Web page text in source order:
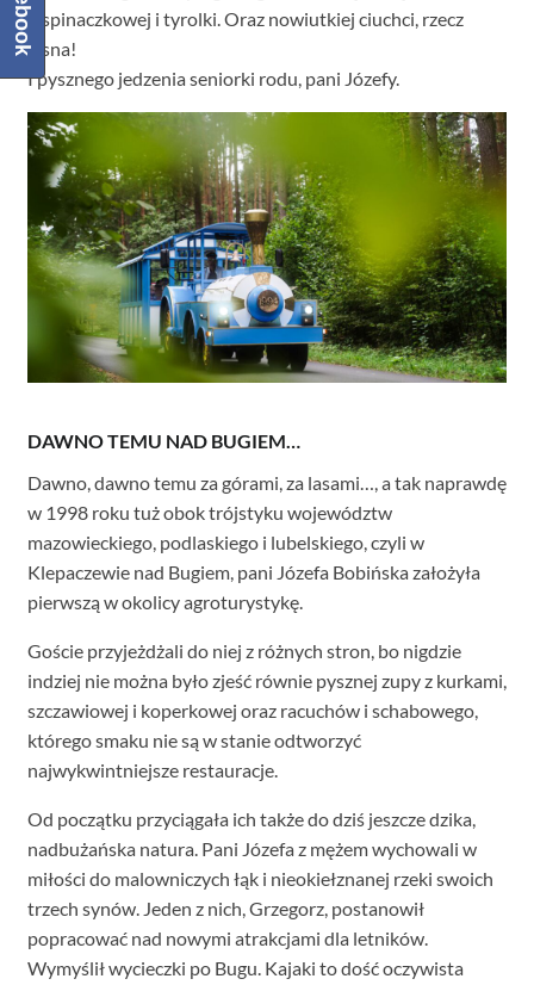
wspinaczkowej i tyrolki. Oraz nowiutkiej ciuchci, rzecz
jasna!
I pysznego jedzenia seniorki rodu, pani Józefy.
DAWNO TEMU NAD BUGIEM…
Dawno, dawno temu za górami, za lasami…, a tak naprawdę
w 1998 roku tuż obok trójstyku województw
mazowieckiego, podlaskiego i lubelskiego, czyli w
Klepaczewie nad Bugiem, pani Józefa Bobińska założyła
pierwszą w okolicy agroturystykę.
Goście przyjeżdżali do niej z różnych stron, bo nigdzie
indziej nie można było zjeść równie pysznej zupy z kurkami,
szczawiowej i koperkowej oraz racuchów i schabowego,
którego smaku nie są w stanie odtworzyć
najwykwintniejsze restauracje.
Od początku przyciągała ich także do dziś jeszcze dzika,
nadbużańska natura. Pani Józefa z mężem wychowali w
miłości do malowniczych łąk i nieokiełznanej rzeki swoich
trzech synów. Jeden z nich, Grzegorz, postanowił
popracować nad nowymi atrakcjami dla letników.
Wymyślił wycieczki po Bugu. Kajaki to dość oczywista